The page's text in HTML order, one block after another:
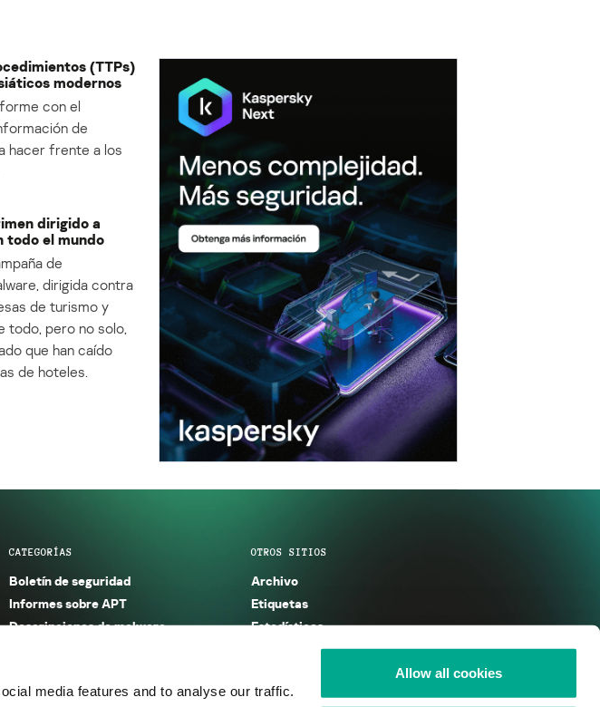
media features and to analyse our traffic.
Allow all cookies
(TTPs)
modernos
con el
de
hacer frente a los
dirigido a
todo el mundo
de
dirigida contra
de turismo y
todo, pero no solo,
que han caído
de hoteles.
CATEGORÍAS
Boletín de seguridad
Informes sobre APT
Descripciones de malware
Informes sobre spam y phishing
OTROS SITIOS
Archivo
Etiquetas
Estadísticas
Enciclopedia
KSB 2025